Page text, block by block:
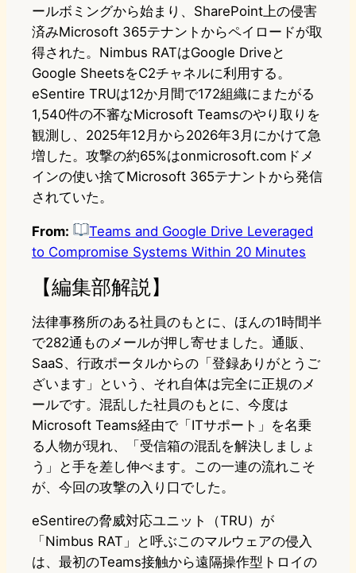
ールボミングから始まり、SharePoint上の侵害
済みMicrosoft 365テナントからペイロードが取
得された。Nimbus RATはGoogle Driveと
Google SheetsをC2チャネルに利用する。
eSentire TRUは12か月間で172組織にまたがる
1,540件の不審なMicrosoft Teamsのやり取りを
観測し、2025年12月から2026年3月にかけて急
増した。攻撃の約65%はonmicrosoft.comドメ
インの使い捨てMicrosoft 365テナントから発信
されていた。
From:
Teams and Google Drive Leveraged
to Compromise Systems Within 20 Minutes
【編集部解説】
法律事務所のある社員のもとに、ほんの1時間半
で282通ものメールが押し寄せました。通販、
SaaS、行政ポータルからの「登録ありがとうご
ざいます」という、それ自体は完全に正規のメ
ールです。混乱した社員のもとに、今度は
Microsoft Teams経由で「ITサポート」を名乗
る人物が現れ、「受信箱の混乱を解決しましょ
う」と手を差し伸べます。この一連の流れこそ
が、今回の攻撃の入り口でした。
eSentireの脅威対応ユニット（TRU）が
「Nimbus RAT」と呼ぶこのマルウェアの侵入
は、最初のTeams接触から遠隔操作型トロイの